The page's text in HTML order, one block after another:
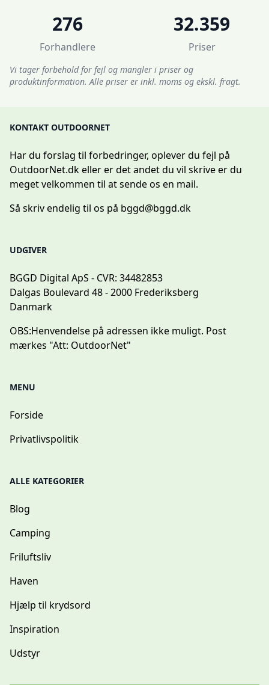
276
Forhandlere
32.359
Priser
Vi tager forbehold for fejl og mangler i priser og
produktinformation. Alle priser er inkl. moms og ekskl. fragt.
KONTAKT OUTDOORNET
Har du forslag til forbedringer, oplever du fejl på
OutdoorNet.dk eller er det andet du vil skrive er du
meget velkommen til at sende os en mail.
Så skriv endelig til os på bggd@bggd.dk
UDGIVER
BGGD Digital ApS - CVR: 34482853
Dalgas Boulevard 48 - 2000 Frederiksberg
Danmark
OBS:Henvendelse på adressen ikke muligt. Post
mærkes "Att: OutdoorNet"
MENU
Forside
Privatlivspolitik
ALLE KATEGORIER
Blog
Camping
Friluftsliv
Haven
Hjælp til krydsord
Inspiration
Udstyr